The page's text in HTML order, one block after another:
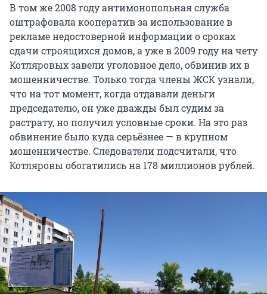
В том же 2008 году антимонопольная служба
оштрафовала кооператив за использование в
рекламе недостоверной информации о сроках
сдачи строящихся домов, а уже в 2009 году на чету
Котляровых завели уголовное дело, обвинив их в
мошенничестве. Только тогда члены ЖСК узнали,
что на тот момент, когда отдавали деньги
председателю, он уже дважды был судим за
растрату, но получил условные сроки. На это раз
обвинение было куда серьёзнее — в крупном
мошенничестве. Следователи подсчитали, что
Котляровы обогатились на 178 миллионов рублей.